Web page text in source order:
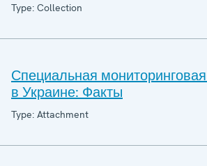
Type: Collection
Специальная
в Украине: Факты
Type: Attachment